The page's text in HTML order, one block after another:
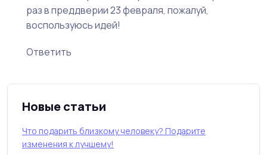
раз в преддверии 23 февраля, пожалуй,
воспользуюсь идей!
Ответить
Новые статьи
Что подарить близкому человеку? Подарите
изменения к лучшему!